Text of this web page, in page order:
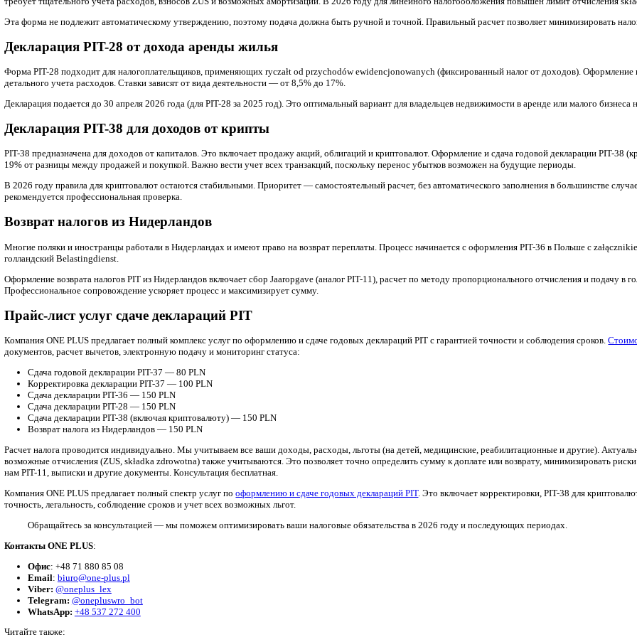
Информация актуальна на январь 2026 года. Основной срок подачи большинства деклараций за 2025 год — 30 апреля 2026
Почему необходимо подавать декларацию PIT
излишне уплаченного налога.
В 2026 году система Twój e-PIT продолжает автоматически предзаполнять отдельные формы (в частности PIT-37 и PIT-38).
рекомендуется проверять и корректировать данные самостоятельно или с помощью специалистов.
Неправильное оформление может привести к дополнительным платежам или потере права на возврат. По статистике,
учету расходов, льгот на детей, медицинские затраты и другие отчисления.
Оформление и сдача декларации PIT-37
PIT-37 предназначена для лиц, получающих доходы от трудовых отношений, договоров подряда, авторских прав или
предоставляет форму PIT-11 с готовыми данными. В 2026 году kwota wolna od podatku остается на уровне 30 000 zł. Ставки
Система Twój e-PIT часто предзаполняет декларацию. Но важно проверить наличие всех вычетов (на детей, реабилитацию,
Если после подачи выявлена ошибка (например, пропущен вычет или неверно указан доход), предусмотрена возможность
причины изменений. Срок на корректировку не ограничен жестко. Но чем раньше, тем лучше, чтобы избежать проблем при
Декларация PIT-36 для предпринимателей
PIT-36 используется при доходах от предпринимательской деятельности по общей шкале. Он также применяется при
требует тщательного учета расходов, взносов ZUS и возможных амортизаций. В 2026 году для линейного
Эта форма не подлежит автоматическому утверждению, поэтому подача должна быть ручной и точной. Правильный расчет
Декларация PIT-28 от дохода аренды жилья
детального учета расходов. Ставки зависят от вида деятельности — от 8,5% до 17%.
Декларация подается до 30 апреля 2026 года (для PIT-28 за 2025 год). Это оптимальный вариант для владельцев
Декларация PIT-38 для доходов от крипты